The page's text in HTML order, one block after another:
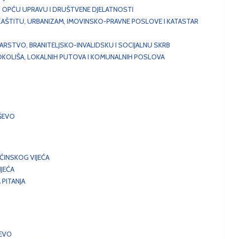
OPĆU UPRAVU I DRUŠTVENE DJELATNOSTI
URBANIZAM, IMOVINSKO-PRAVNE POSLOVE I KATASTAR
BRANITELJSKO-INVALIDSKU I SOCIJALNU SKRB
LOKALNIH PUTOVA I KOMUNALNIH POSLOVA
VIJEĆA